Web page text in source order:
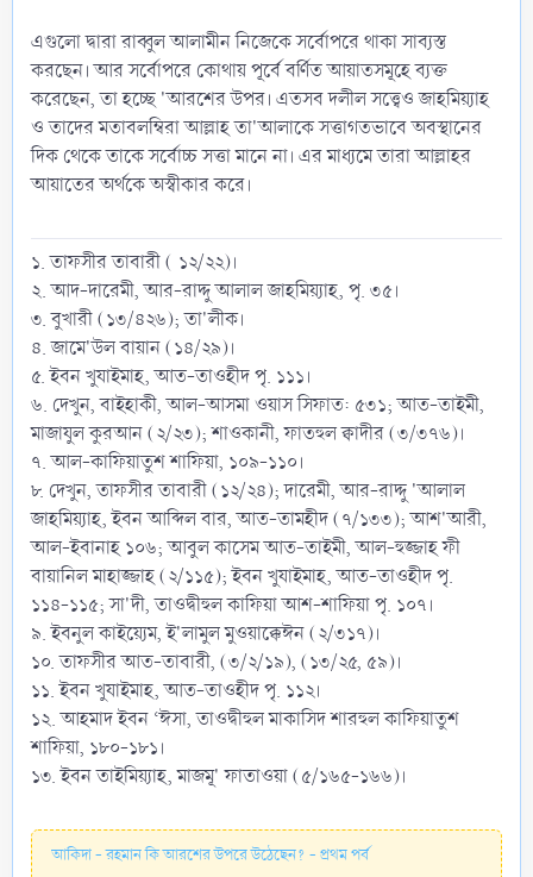
এগুলো দ্বারা রাব্বুল আলামীন নিজেকে সর্বোপরে থাকা সাব্যস্ত
করছেন। আর সর্বোপরে কোথায় পূর্বে বর্ণিত আয়াতসমূহে ব্যক্ত
করেছেন, তা হচ্ছে 'আরশের উপর। এতসব দলীল সত্ত্বেও জাহমিয়্যাহ
ও তাদের মতাবলম্বিরা আল্লাহ তা'আলাকে সত্তাগতভাবে অবস্থানের
দিক থেকে তাকে সর্বোচ্চ সত্তা মানে না। এর মাধ্যমে তারা আল্লাহর
আয়াতের অর্থকে অস্বীকার করে।
১. তাফসীর তাবারী ( ১২/২২)।
২. আদ-দারেমী, আর-রাদ্দু আলাল জাহমিয়্যাহ, পৃ. ৩৫।
৩. বুখারী (১৩/৪২৬); তা'লীক।
৪. জামে'উল বায়ান (১৪/২৯)।
৫. ইবন খুযাইমাহ, আত-তাওহীদ পৃ. ১১১।
৬. দেখুন, বাইহাকী, আল-আসমা ওয়াস সিফাত: ৫৩১; আত-তাইমী,
মাজাযুল কুরআন (২/২৩); শাওকানী, ফাতহুল ক্বাদীর (৩/৩৭৬)।
৭. আল-কাফিয়াতুশ শাফিয়া, ১০৯-১১০।
৮. দেখুন, তাফসীর তাবারী (১২/২৪); দারেমী, আর-রাদ্দু 'আলাল
জাহমিয়্যাহ, ইবন আব্দিল বার, আত-তামহীদ (৭/১৩৩); আশ'আরী,
আল-ইবানাহ ১০৬; আবুল কাসেম আত-তাইমী, আল-হুজ্জাহ ফী
বায়ানিল মাহাজ্জাহ (২/১১৫); ইবন খুযাইমাহ, আত-তাওহীদ পৃ.
১১৪-১১৫; সা'দী, তাওদ্বীহুল কাফিয়া আশ-শাফিয়া পৃ. ১০৭।
৯. ইবনুল কাইয়্যেম, ই'লামুল মুওয়াক্কেঈন (২/৩১৭)।
১০. তাফসীর আত-তাবারী, (৩/২/১৯), (১৩/২৫, ৫৯)।
১১. ইবন খুযাইমাহ, আত-তাওহীদ পৃ. ১১২।
১২. আহমাদ ইবন ‘ঈসা, তাওদ্বীহুল মাকাসিদ শারহুল কাফিয়াতুশ
শাফিয়া, ১৮০-১৮১।
১৩. ইবন তাইমিয়্যাহ, মাজমূ' ফাতাওয়া (৫/১৬৫-১৬৬)।
আকিদা - রহমান কি আরশের উপরে উঠেছেন? - প্রথম পর্ব